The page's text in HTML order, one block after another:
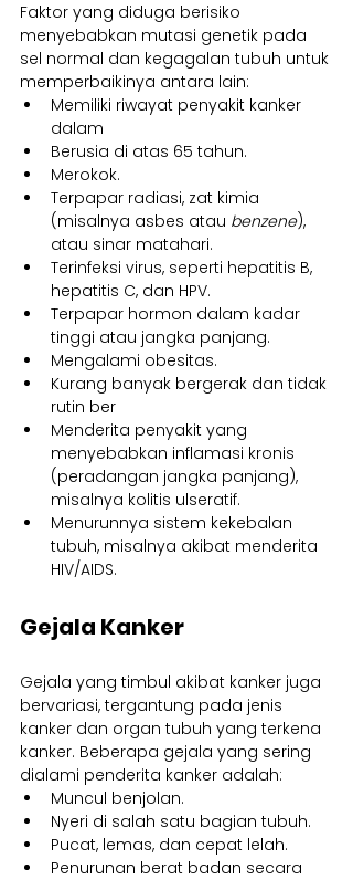
Faktor yang diduga berisiko
menyebabkan mutasi genetik pada
sel normal dan kegagalan tubuh untuk
memperbaikinya antara lain:
Memiliki riwayat penyakit kanker
dalam
Berusia di atas 65 tahun.
Merokok.
Terpapar radiasi, zat kimia
(misalnya asbes atau benzene),
atau sinar matahari.
Terinfeksi virus, seperti hepatitis B,
hepatitis C, dan HPV.
Terpapar hormon dalam kadar
tinggi atau jangka panjang.
Mengalami obesitas.
Kurang banyak bergerak dan tidak
rutin ber
Menderita penyakit yang
menyebabkan inflamasi kronis
(peradangan jangka panjang),
misalnya kolitis ulseratif.
Menurunnya sistem kekebalan
tubuh, misalnya akibat menderita
HIV/AIDS.
Gejala Kanker
Gejala yang timbul akibat kanker juga
bervariasi, tergantung pada jenis
kanker dan organ tubuh yang terkena
kanker. Beberapa gejala yang sering
dialami penderita kanker adalah:
Muncul benjolan.
Nyeri di salah satu bagian tubuh.
Pucat, lemas, dan cepat lelah.
Penurunan berat badan secara